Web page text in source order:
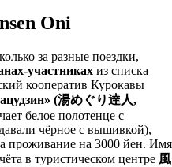
Oni
за разные поездки,
участниках из списка
кооператив Курокавы
(湯めぐり達人,
белое полотенце с
чёрное с вышивкой),
проживание на 3000 йен. Имя
в туристическом центре 風